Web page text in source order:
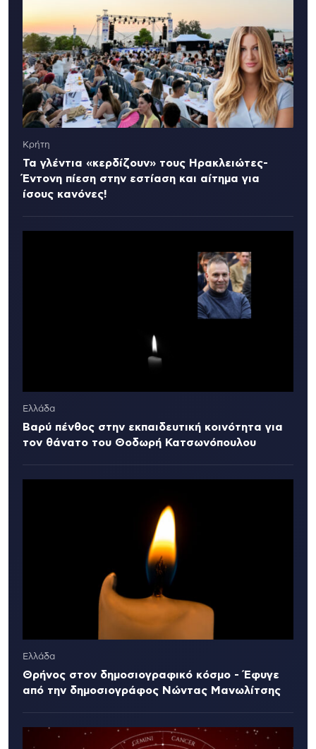
Κρήτη
Τα γλέντια «κερδίζουν» τους Ηρακλειώτες-
Έντονη πίεση στην εστίαση και αίτημα για
ίσους κανόνες!
Ελλάδα
Βαρύ πένθος στην εκπαιδευτική κοινότητα για
τον θάνατο του Θοδωρή Κατσωνόπουλου
Ελλάδα
Θρήνος στον δημοσιογραφικό κόσμο - Έφυγε
από την δημοσιογράφος Νώντας Μανωλίτσης